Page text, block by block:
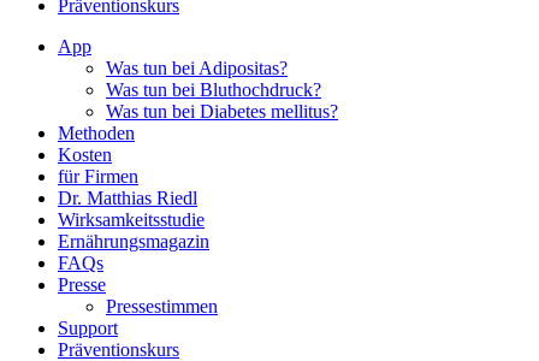
Präventionskurs
App
Was tun bei Adipositas?
Was tun bei Bluthochdruck?
Was tun bei Diabetes mellitus?
Methoden
Kosten
für Firmen
Dr. Matthias Riedl
Wirksamkeitsstudie
Ernährungsmagazin
FAQs
Presse
Pressestimmen
Support
Präventionskurs